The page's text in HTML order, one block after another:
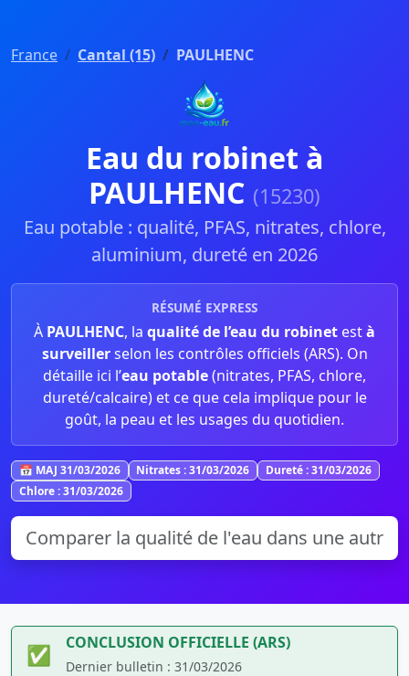
France Cantal (15) PAULHENC
Eau du robinet à
PAULHENC (15230)
Eau potable : qualité, PFAS, nitrates, chlore,
aluminium, dureté en 2026
RÉSUMÉ EXPRESS
À PAULHENC, la qualité de l’eau du robinet està
surveillerselon les contrôles officiels (ARS). On
détaille ici l’eau potable(nitrates, PFAS, chlore,
dureté/calcaire) et ce que cela implique pour le
goût, la peau et les usages du quotidien.
📅 MAJ 31/03/2026 Nitrates : 31/03/2026
Dureté : 31/03/2026
Chlore : 31/03/2026
✅ CONCLUSION OFFICIELLE (ARS)
Dernier bulletin : 31/03/2026